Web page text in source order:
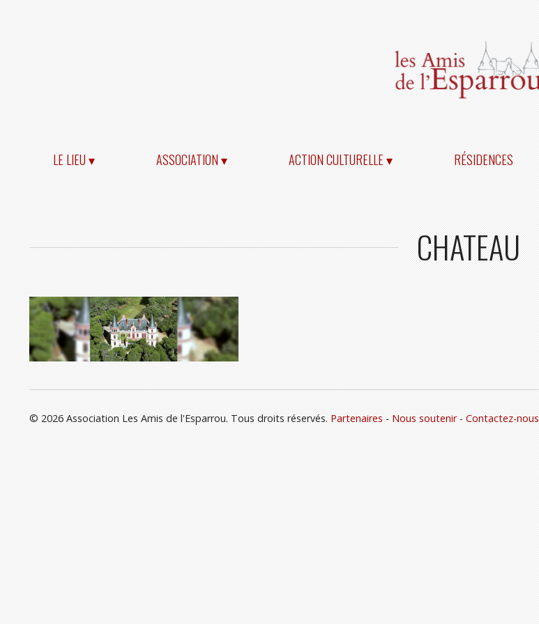
LE LIEU ▾ ASSOCIATION ▾ ACTION CULTURELLE ▾ RÉSIDENCES
CHATEAU
© 2026 Association Les Amis de l'Esparrou. Tous droits réservés. Partenaires - Nous soutenir- Contactez-nous